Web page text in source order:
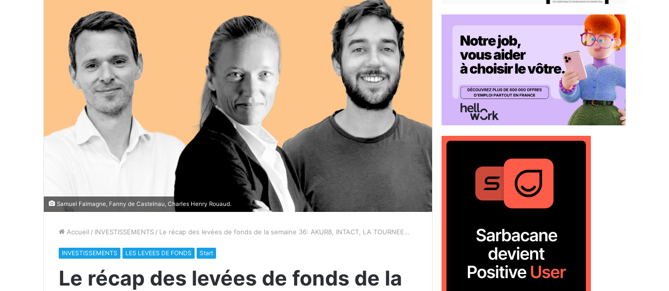
Samuel Falmagne, Fanny de Castelnau, Charles Henry Rouaud.
Accueil / INVESTISSEMENTS / Le récap des levées de fonds de la semaine 36: AKUR8, INTACT, LA TOURNEE…
INVESTISSEMENTS LES LEVEES DE FONDS Start
Le récap des levées de fonds de la